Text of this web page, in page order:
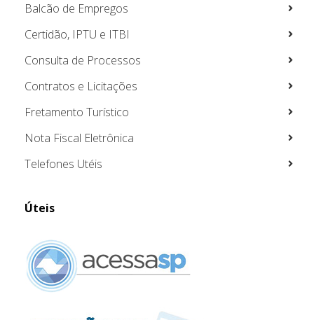
Balcão de Empregos
Certidão, IPTU e ITBI
Consulta de Processos
Contratos e Licitações
Fretamento Turístico
Nota Fiscal Eletrônica
Telefones Utéis
Úteis